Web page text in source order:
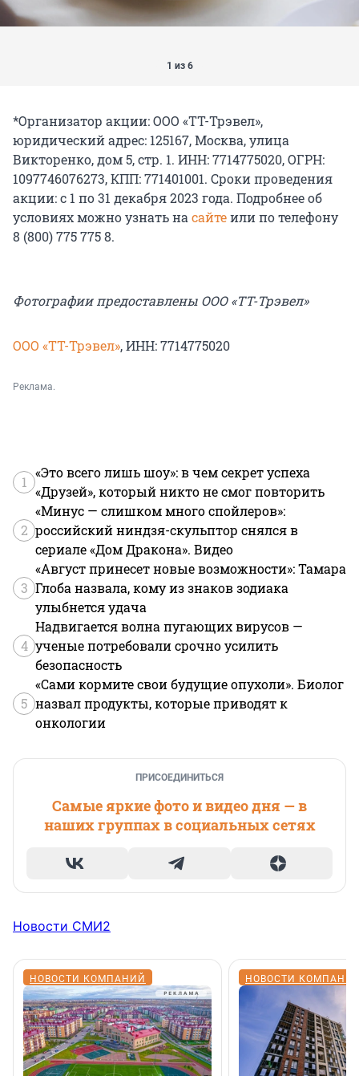
1 из 6
*Организатор акции: ООО «ТТ-Трэвел»,
юридический адрес: 125167, Москва, улица
Викторенко, дом 5, стр. 1. ИНН: 7714775020, ОГРН:
1097746076273, КПП: 771401001. Сроки проведения
акции: с 1 по 31 декабря 2023 года. Подробнее об
условиях можно узнать насайтеили по телефону
8 (800) 775 775 8.
Фотографии предоставлены ООО «ТТ-Трэвел»
ООО «ТТ-Трэвел», ИНН: 7714775020
Реклама.
1
«Это всего лишь шоу»: в чем секрет успеха
«Друзей», который никто не смог повторить
2
«Минус — слишком много спойлеров»:
российский ниндзя-скульптор снялся в
сериале «Дом Дракона». Видео
3
«Август принесет новые возможности»: Тамара
Глоба назвала, кому из знаков зодиака
улыбнется удача
4
Надвигается волна пугающих вирусов —
ученые потребовали срочно усилить
безопасность
5
«Сами кормите свои будущие опухоли». Биолог
назвал продукты, которые приводят к
онкологии
ПРИСОЕДИНИТЬСЯ
Самые яркие фото и видео дня — в
наших группах в социальных сетях
Новости СМИ2
НОВОСТИ КОМПАНИЙ НОВОСТИ